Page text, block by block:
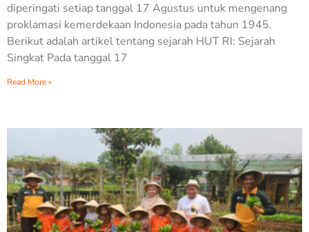
diperingati setiap tanggal 17 Agustus untuk mengenang
proklamasi kemerdekaan Indonesia pada tahun 1945.
Berikut adalah artikel tentang sejarah HUT RI: Sejarah
Singkat Pada tanggal 17
Read More »